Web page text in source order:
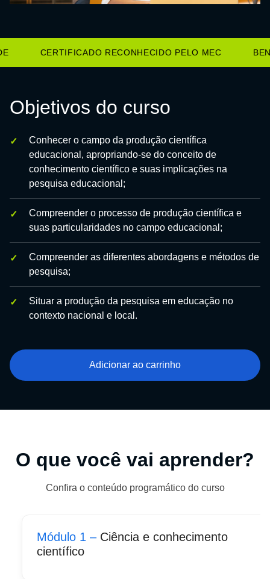
CERTIFICADO RECONHECIDO PELO MEC
Objetivos do curso
Conhecer o campo da produção científica
educacional, apropriando-se do conceito de
conhecimento científico e suas implicações na
pesquisa educacional;
Compreender o processo de produção científica e
suas particularidades no campo educacional;
Compreender as diferentes abordagens e métodos de
pesquisa;
Situar a produção da pesquisa em educação no
contexto nacional e local.
Adicionar ao carrinho
O que você vai aprender?
Confira o conteúdo programático do curso
Módulo 1 – Ciência e conhecimento
científico